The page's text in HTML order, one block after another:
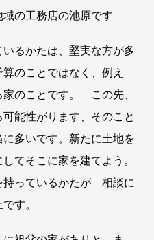
の工務店の池原です
るかたは、堅実な方が多
のことではなく、例え
家のことです。 この先、
可能性がります、そのこと
多いです。新たに土地を
してそこに家を建てよう。
持っているかたが 相談に
す。